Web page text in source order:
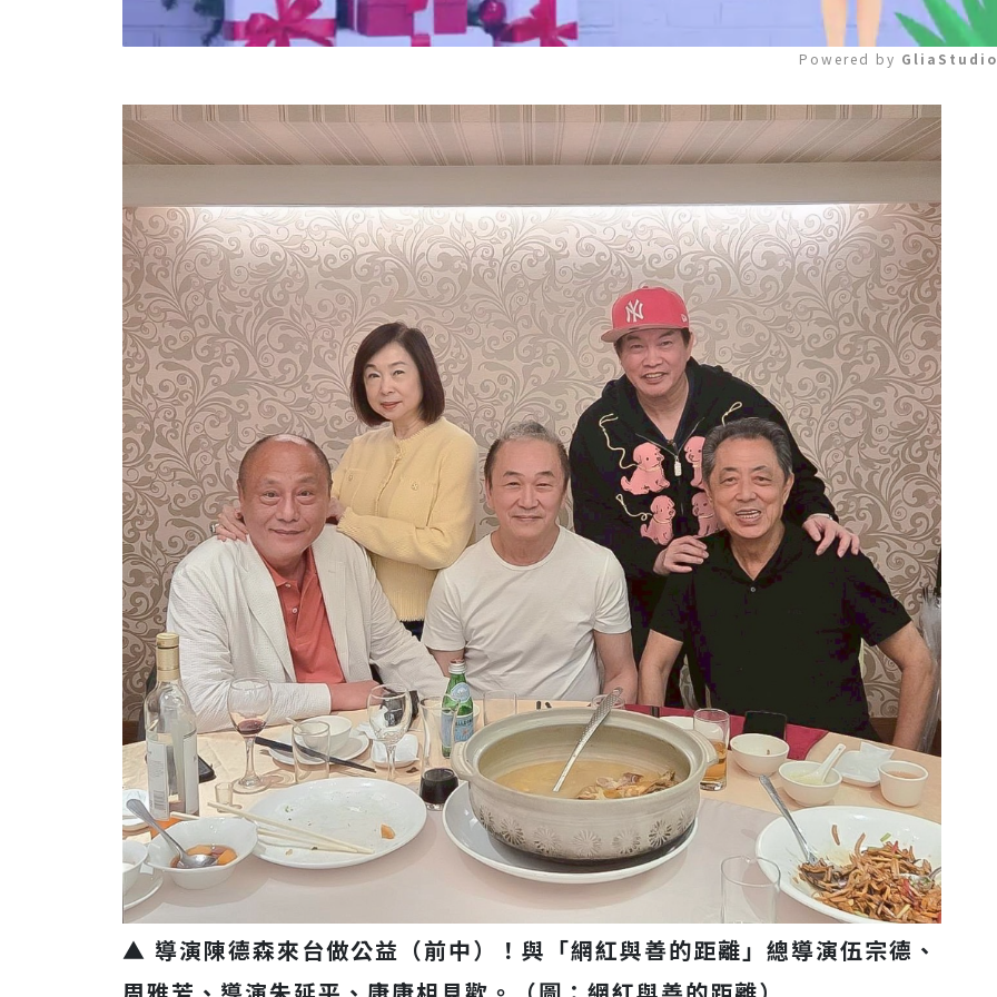
Mute
Powered by
▲ 導演陳德森來台做公益（前中）！與「網紅與善的距離」總導演伍宗德、